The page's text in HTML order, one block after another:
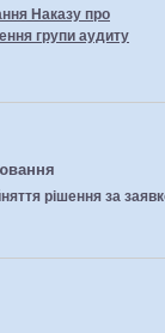
Наказу про
групи аудиту
рішення за